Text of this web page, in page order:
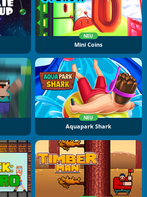
NEU
Mini Coins
NEU
Aquapark Shark